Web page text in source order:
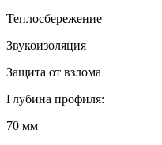
Теплосбережение
Звукоизоляция
Защита от взлома
Глубина профиля:
70 мм